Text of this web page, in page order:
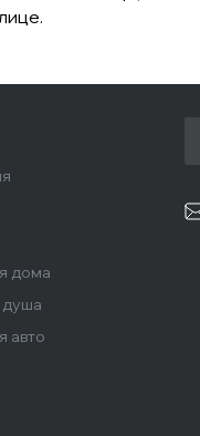
дома
душа
авто